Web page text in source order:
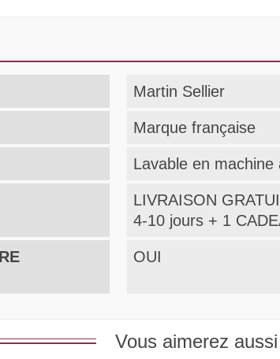
Martin Sellier
Marque française
Lavable en machine
LIVRAISON
4-10 jours + 1
OUI
Vous aimerez aussi